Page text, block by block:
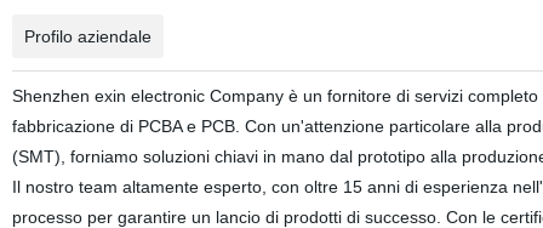
Profilo aziendale
Shenzhen exin electronic Company è un fornitore di servizi
fabbricazione di PCBA e PCB. Con un'attenzione particolare alla
(SMT), forniamo soluzioni chiavi in mano dal prototipo alla
Il nostro team altamente esperto, con oltre 15 anni di esperienza
processo per garantire un lancio di prodotti di successo. Con le